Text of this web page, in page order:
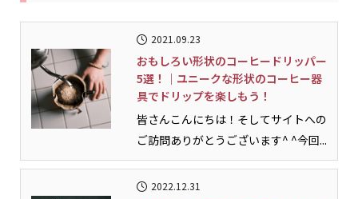
2021.09.23
おもしろい形状のコーヒードリッパー
5選！｜ユニークな形状のコーヒー器
具でドリップを楽しもう！
皆さんこんにちは！そしてサイトへの
ご訪問ありがとうございます^ ^今回...
2022.12.31